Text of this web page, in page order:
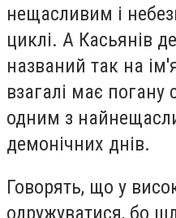
нещасливим і
циклі. А Касьянів
названий так на
взагалі має погану
одним з
демонічних днів.
Говорять, що у
одружуватися, бо